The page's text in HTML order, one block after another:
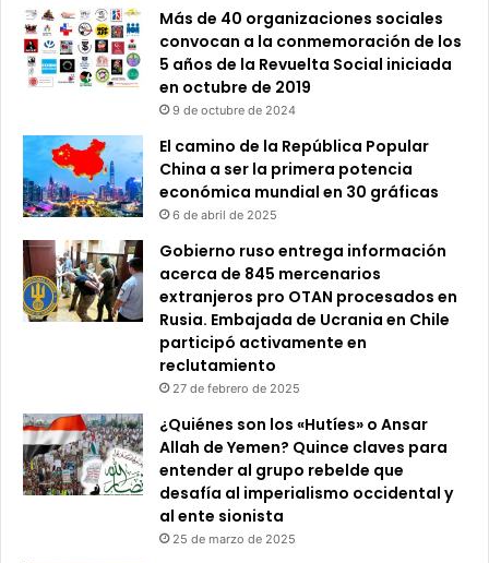
Más de 40 organizaciones sociales
convocan a la conmemoración de los
5 años de la Revuelta Social iniciada
en octubre de 2019
9 de octubre de 2024
El camino de la República Popular
China a ser la primera potencia
económica mundial en 30 gráficas
6 de abril de 2025
Gobierno ruso entrega información
acerca de 845 mercenarios
extranjeros pro OTAN procesados en
Rusia. Embajada de Ucrania en Chile
participó activamente en
reclutamiento
27 de febrero de 2025
¿Quiénes son los «Hutíes» o Ansar
Allah de Yemen? Quince claves para
entender al grupo rebelde que
desafía al imperialismo occidental y
al ente sionista
25 de marzo de 2025